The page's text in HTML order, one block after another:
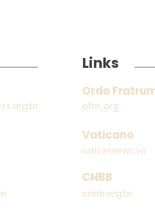
Guardiães e Definitório
Links
Ordo
ofm.org
Vaticano
vaticannews.va
CNBB
cnbb.org.br